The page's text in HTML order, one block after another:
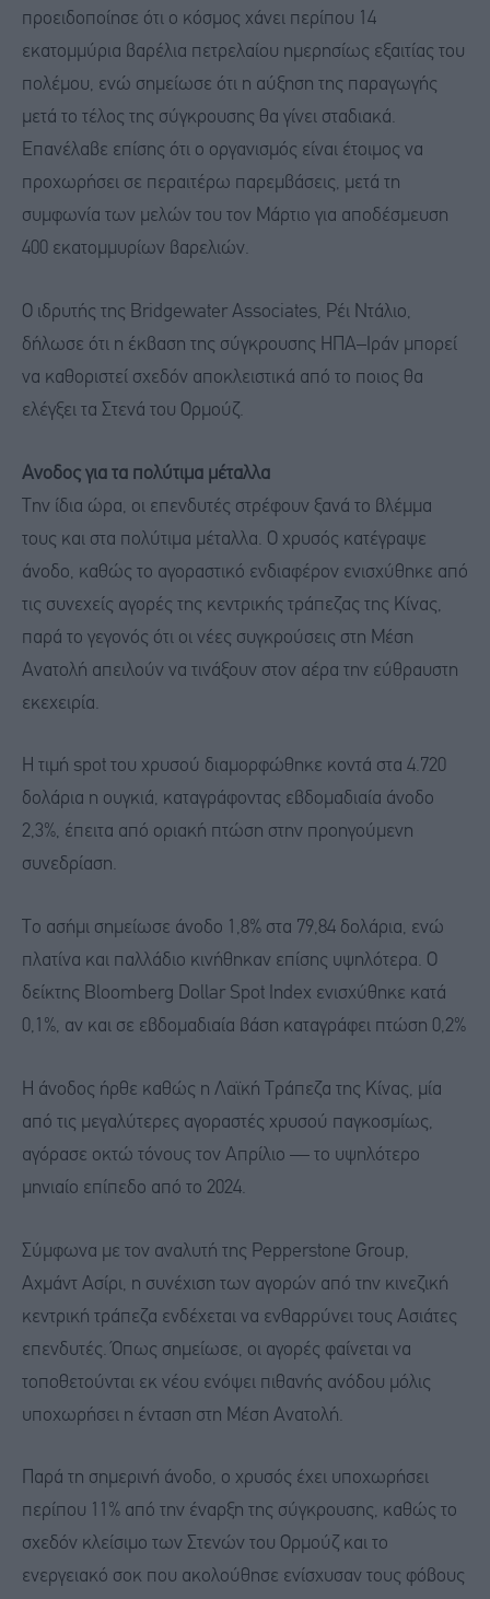
προειδοποίησε ότι ο κόσμος χάνει περίπου 14
εκατομμύρια βαρέλια πετρελαίου ημερησίως εξαιτίας του
πολέμου, ενώ σημείωσε ότι η αύξηση της παραγωγής
μετά το τέλος της σύγκρουσης θα γίνει σταδιακά.
Επανέλαβε επίσης ότι ο οργανισμός είναι έτοιμος να
προχωρήσει σε περαιτέρω παρεμβάσεις, μετά τη
συμφωνία των μελών του τον Μάρτιο για αποδέσμευση
400 εκατομμυρίων βαρελιών.
Ο ιδρυτής της Bridgewater Associates, Ρέι Ντάλιο,
δήλωσε ότι η έκβαση της σύγκρουσης ΗΠΑ–Ιράν μπορεί
να καθοριστεί σχεδόν αποκλειστικά από το ποιος θα
ελέγξει τα Στενά του Ορμούζ.
Ανοδος για τα πολύτιμα μέταλλα
Την ίδια ώρα, οι επενδυτές στρέφουν ξανά το βλέμμα
τους και στα πολύτιμα μέταλλα. Ο χρυσός κατέγραψε
άνοδο, καθώς το αγοραστικό ενδιαφέρον ενισχύθηκε από
τις συνεχείς αγορές της κεντρικής τράπεζας της Κίνας,
παρά το γεγονός ότι οι νέες συγκρούσεις στη Μέση
Ανατολή απειλούν να τινάξουν στον αέρα την εύθραυστη
εκεχειρία.
Η τιμή spot του χρυσού διαμορφώθηκε κοντά στα 4.720
δολάρια η ουγκιά, καταγράφοντας εβδομαδιαία άνοδο
2,3%, έπειτα από οριακή πτώση στην προηγούμενη
συνεδρίαση.
Το ασήμι σημείωσε άνοδο 1,8% στα 79,84 δολάρια, ενώ
πλατίνα και παλλάδιο κινήθηκαν επίσης υψηλότερα. Ο
δείκτης Bloomberg Dollar Spot Index ενισχύθηκε κατά
0,1%, αν και σε εβδομαδιαία βάση καταγράφει πτώση 0,2%
Η άνοδος ήρθε καθώς η Λαϊκή Τράπεζα της Κίνας, μία
από τις μεγαλύτερες αγοραστές χρυσού παγκοσμίως,
αγόρασε οκτώ τόνους τον Απρίλιο — το υψηλότερο
μηνιαίο επίπεδο από το 2024.
Σύμφωνα με τον αναλυτή της Pepperstone Group,
Αχμάντ Ασίρι, η συνέχιση των αγορών από την κινεζική
κεντρική τράπεζα ενδέχεται να ενθαρρύνει τους Ασιάτες
επενδυτές. Όπως σημείωσε, οι αγορές φαίνεται να
τοποθετούνται εκ νέου ενόψει πιθανής ανόδου μόλις
υποχωρήσει η ένταση στη Μέση Ανατολή.
Παρά τη σημερινή άνοδο, ο χρυσός έχει υποχωρήσει
περίπου 11% από την έναρξη της σύγκρουσης, καθώς το
σχεδόν κλείσιμο των Στενών του Ορμούζ και το
ενεργειακό σοκ που ακολούθησε ενίσχυσαν τους φόβους